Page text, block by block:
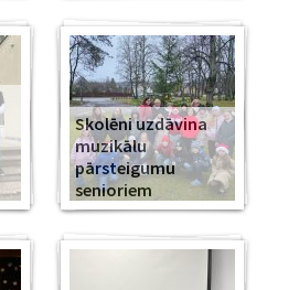
Skolēni uzdāvina
muzikālu
pārsteigumu
senioriem